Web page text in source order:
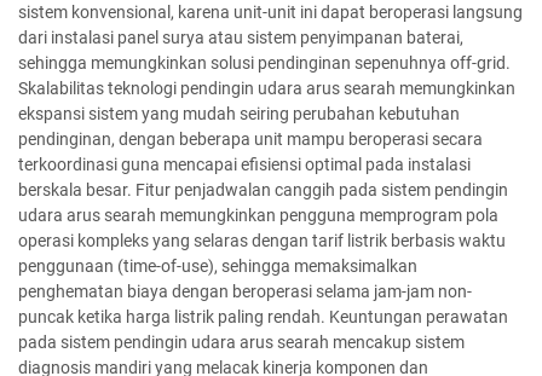
sistem konvensional, karena unit-unit ini dapat beroperasi langsung
dari instalasi panel surya atau sistem penyimpanan baterai,
sehingga memungkinkan solusi pendinginan sepenuhnya off-grid.
Skalabilitas teknologi pendingin udara arus searah memungkinkan
ekspansi sistem yang mudah seiring perubahan kebutuhan
pendinginan, dengan beberapa unit mampu beroperasi secara
terkoordinasi guna mencapai efisiensi optimal pada instalasi
berskala besar. Fitur penjadwalan canggih pada sistem pendingin
udara arus searah memungkinkan pengguna memprogram pola
operasi kompleks yang selaras dengan tarif listrik berbasis waktu
penggunaan (time-of-use), sehingga memaksimalkan
penghematan biaya dengan beroperasi selama jam-jam non-
puncak ketika harga listrik paling rendah. Keuntungan perawatan
pada sistem pendingin udara arus searah mencakup sistem
diagnosis mandiri yang melacak kinerja komponen dan